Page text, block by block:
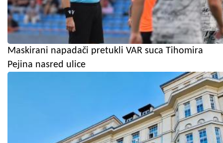
Maskirani napadači pretukli VAR suca Tihomira
Pejina nasred ulice